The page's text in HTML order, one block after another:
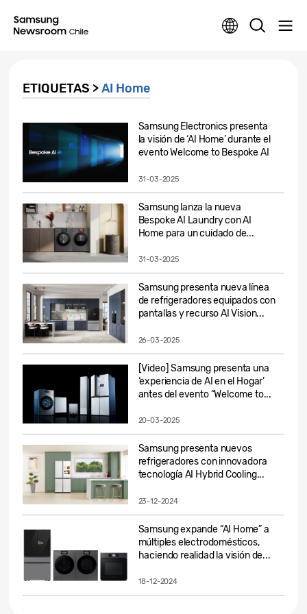
ETIQUETAS >AI Home
Samsung Electronics presenta
la visión de ‘AI Home’ durante el
evento Welcome to Bespoke AI
31-03-2025
Samsung lanza la nueva
Bespoke AI Laundry con AI
Home para un cuidado de...
31-03-2025
Samsung presenta nueva línea
de refrigeradores equipados con
pantallas y recurso AI Vision...
26-03-2025
[Video] Samsung presenta una
‘experiencia de AI en el Hogar’
antes del evento “Welcome to...
20-03-2025
Samsung presenta nuevos
refrigeradores con innovadora
tecnología AI Hybrid Cooling...
23-12-2024
Samsung expande “AI Home” a
múltiples electrodomésticos,
haciendo realidad la visión de...
18-12-2024